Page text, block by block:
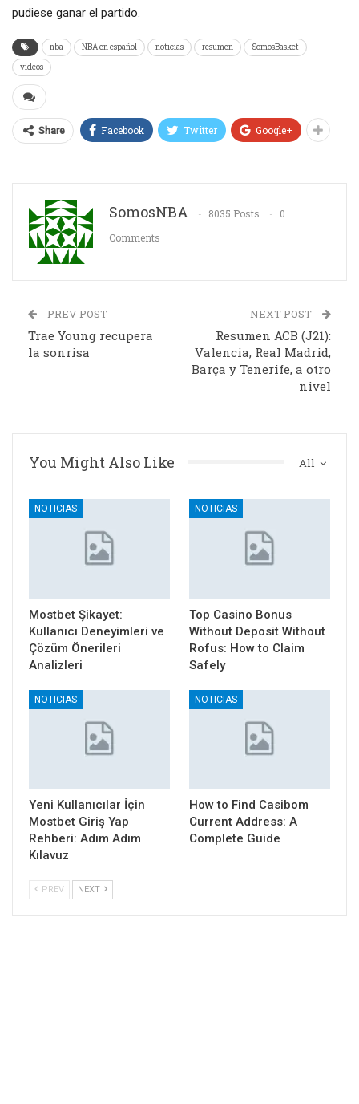
pudiese ganar el partido.
nba NBA en español noticias resumen
SomosBasket
vídeos
Share Facebook Twitter Google+
SomosNBA 8035 Posts
0
Comments
PREV POST
Trae Young recupera
la sonrisa
NEXT POST
Resumen ACB (J21):
Valencia, Real Madrid,
Barça y Tenerife, a otro
nivel
All
You Might Also Like
NOTICIAS
Mostbet Şikayet:
Kullanıcı Deneyimleri ve
Çözüm Önerileri
Analizleri
NOTICIAS
Top Casino Bonus
Without Deposit Without
Rofus: How to Claim
Safely
NOTICIAS
Yeni Kullanıcılar İçin
Mostbet Giriş Yap
Rehberi: Adım Adım
Kılavuz
NOTICIAS
How to Find Casibom
Current Address: A
Complete Guide
PREV NEXT